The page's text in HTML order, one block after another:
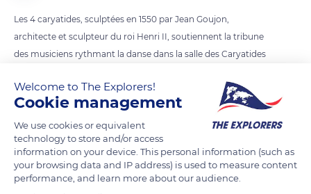
Les 4 caryatides, sculptées en 1550 par Jean Goujon,
architecte et sculpteur du roi Henri II, soutiennent la tribune
des musiciens rythmant la danse dans la salle des Caryatides
secondairement utilisée comme salle des gardes du roi). C’est
dans cette salle qu’eurent lieu les festivités du mariage entre
Henri IV et Marguerite de Valois le 18 août 1572.
Ces 4 statues s’inspirent de celles qui se trouvent à
l’Erechthéion sur l’Acropole d’Athènes.
Welcome to The Explorers!
Cookie management
We use cookies or equivalent
technology to store and/or access
information on your device. This personal information (such as
your browsing data and IP address) is used to measure content
performance, and learn more about our audience.